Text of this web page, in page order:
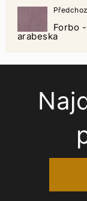
Forbo
arabeska